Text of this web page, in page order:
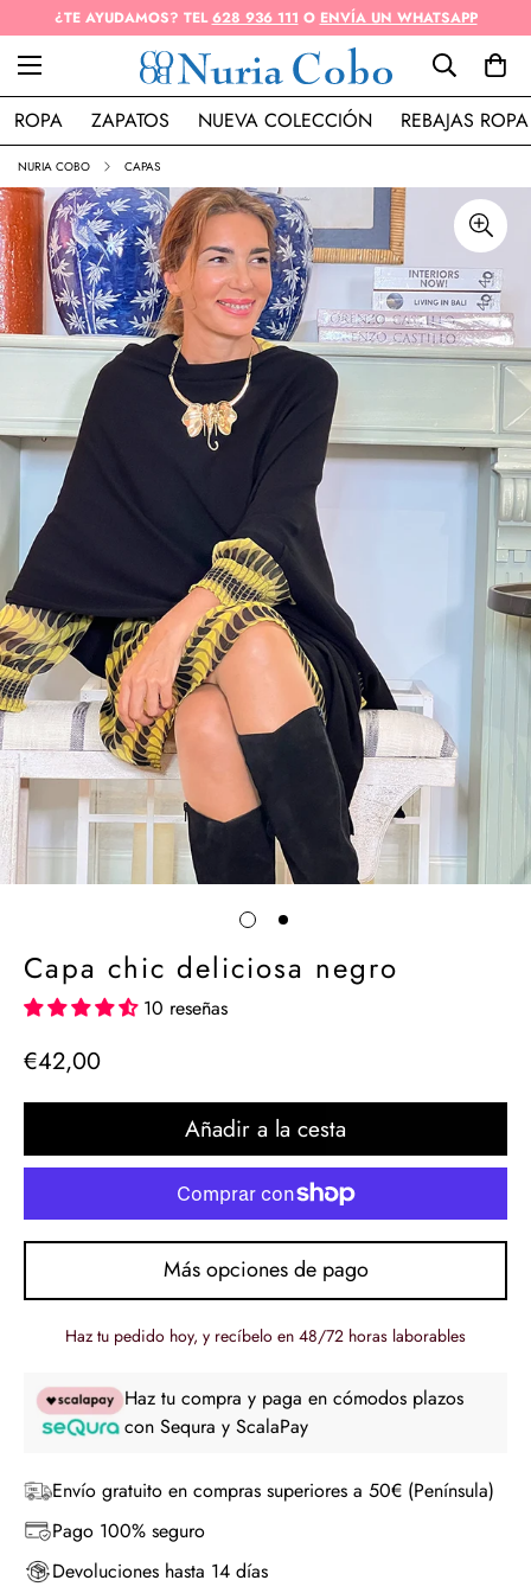
¿TE AYUDAMOS? TEL628 936 111 O ENVÍA UN WHATSAPP
ROPA ZAPATOS NUEVA COLECCIÓN REBAJAS ROPA
NURIA COBO CAPAS
Capa chic deliciosa negro
10 reseñas
Precio
€42,00
Añadir a la cesta
Más opciones de pago
Haz tu pedido hoy, y recíbelo en 48/72 horas laborables
Haz tu compra y paga en cómodos plazos
con Sequra y ScalaPay
Envío gratuito en compras superiores a 50€ (Península)
Pago 100% seguro
Devoluciones hasta 14 días